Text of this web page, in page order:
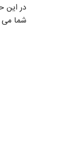
در این
شما می